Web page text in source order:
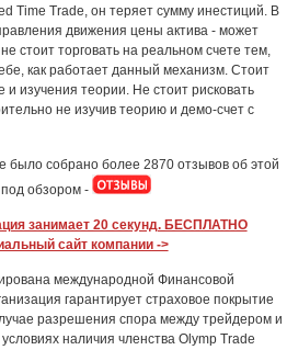
Time Trade, он теряет сумму инестиций. В
движения цены актива - может
стоит торговать на реальном счете тем,
как работает данный механизм. Стоит
и изучения теории. Не стоит рисковать
не изучив теорию и демо-счет с
было собрано более 2870 отзывов об этой
обзором -
занимает 20 секунд. БЕСПЛАТНО
сайт компании ->
международной Финансовой
гарантирует страховое покрытие
разрешения спора между трейдером и
наличия членства Olymp Trade